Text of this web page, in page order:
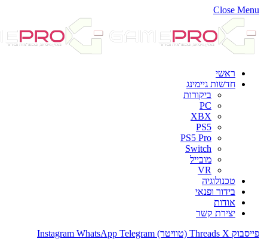
Close Menu
ראשי
חדשות גיימינג
ביקורות
PC
XBX
PS5
PS5 Pro
Switch
מובייל
VR
טכנולוגיה
בידור ופנאי
אודות
יצירת קשר
פייסבוק
Threads X (טוויטר) Instagram WhatsApp Telegram